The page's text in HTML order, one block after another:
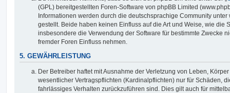
(GPL) bereitgestellten Foren-Software von phpBB Limited
Informationen werden durch die deutschsprachige Community
gestellt. Beide haben keinen Einfluss auf die Art und Weise, wie die
insbesondere die Verwendung der Software für bestimmte Zwecke
fremder Foren Einfluss nehmen.
5. GEWÄHRLEISTUNG
Der Betreiber haftet mit Ausnahme der Verletzung von Leben,
wesentlicher Vertragspflichten (Kardinalpflichten) nur für Schäden,
fahrlässiges Verhalten zurückzuführen sind. Dies gilt auch für